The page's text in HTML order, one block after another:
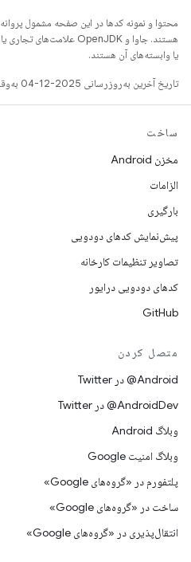
محتوا و نمونه کدها در این صفحه مشمول
یا وابسته‌های آن هستند.
تاریخ آخرین به‌روزرسانی 2025-12-04 به‌وقت ساعت هماهنگ جهانی.
ساخت
مخزن Android
الزامات
بارگیری
پیش‌نمایش کدهای دودویی
تصاویر تنظیمات کارخانه
کدهای دودویی درایور
GitHub
متصل کردن
Android@ در Twitter
AndroidDev@ در Twitter
وبلاگ Android
وبلاگ امنیت Google
پلتفورم در «گروه‌های Google»
ساخت در «گروه‌های Google»
انتقال‌پذیری در «گروه‌های Google»